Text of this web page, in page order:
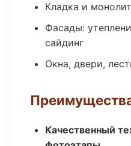
Кладка и
Фасады:
сайдинг
Окна, двери,
Качественный